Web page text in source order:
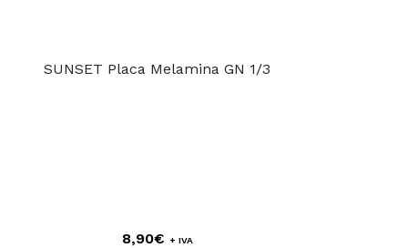
SUNSET Placa Melamina GN 1/3
8,90€ + IVA